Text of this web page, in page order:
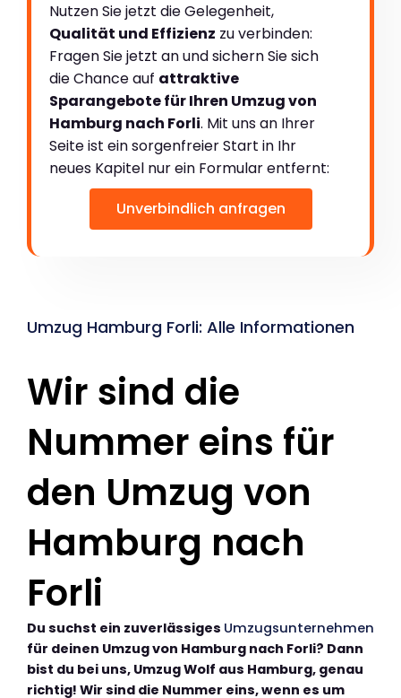
Nutzen Sie jetzt die Gelegenheit,
Qualität und Effizienz zu verbinden:
Fragen Sie jetzt an und sichern Sie sich
die Chance auf attraktive
Sparangebote für Ihren Umzug von
Hamburg nach Forli. Mit uns an Ihrer
Seite ist ein sorgenfreier Start in Ihr
neues Kapitel nur ein Formular entfernt:
Unverbindlich anfragen
Umzug Hamburg Forli: Alle Informationen
Wir sind die
Nummer eins für
den Umzug von
Hamburg nach
Forli
Du suchst ein zuverlässiges Umzugsunternehmen
für deinen Umzug von Hamburg nach Forli? Dann
bist du bei uns, Umzug Wolf aus Hamburg, genau
richtig! Wir sind die Nummer eins, wenn es um